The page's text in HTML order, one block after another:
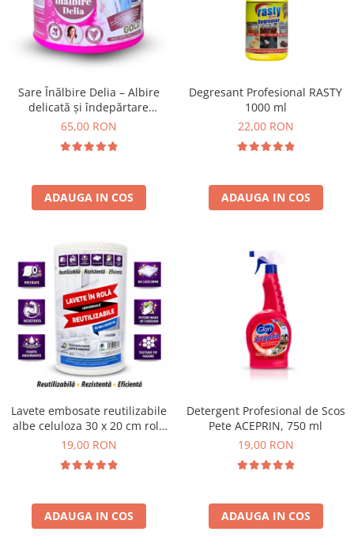
Insecticide
Dezinfectante
Absorbanti de Umiditate & Rezerve
Bioactivatori & Tratamente Fose
Septice
Manusi Protectie
Solutii curatare mobila
Ceaiuri
Cosmetice
Vopsea Par
Ingrijire Par
Ingrijire corp
Ingrijire maini
Ingrijire picioare
Îngrijire Ten
Curatare Intretinere Incaltaminte
Gel de Dus
Igiena Orala
Make-up
Fond de ten
Rujuri
Plasturi
Sampon
Sare de baie
Servetele Umede
Sare Înălbire Delia – Albire
delicată și îndepărtare
eficientă a petelor 500 g
65,00 RON
ADAUGA IN COS
Degresant Profesional RASTY
1000 ml
22,00 RON
ADAUGA IN COS
Lavete embosate reutilizabile
albe celuloza 30 x 20 cm rola
50 bucati
19,00 RON
ADAUGA IN COS
Detergent Profesional de Scos
Pete ACEPRIN, 750 ml
19,00 RON
ADAUGA IN COS